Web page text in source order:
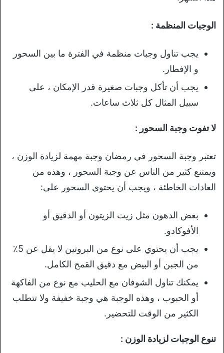
الوجبات المنظمة :
يجب تناول وجبات منظمة في الفترة ما بين السحور
و الإفطار.
يجب أن تأكل وجبات صغيرة قدر الإمكان ، على
سبيل المثال كل ثلاث ساعات.
لا تفوت وجبة السحور :
تعتبر وجبة السحور في رمضان وجبة مهمة لزيادة الوزن ،
ويمتنع كثير من الناس عن وجبة السحور ، وهذه من
العادات الخاطئة ، ويجب أن يحتوي السحور على:
بعض الدهون مثل زيت الزيتون أو الدقيق أو
الأفوكادو.
يجب أن يحتوي على نوع من البروتين لا يقل عن 5٪
من الجبن أو البيض مع دقيق القمح الكامل.
يمكنك تناول الشوفان مع الحليب مع نوع من الفاكهة
أو الحبوب ، وهذه الوجبة هي وجبة خفيفة ولا تتطلب
الكثير من الوقت للتحضير.
تنوع الوجبات لزيادة الوزن :